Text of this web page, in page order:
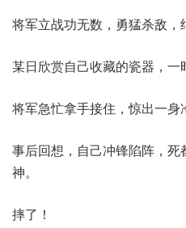
将军立战功无数，勇猛杀敌，
某日欣赏自己收藏的瓷器，一
将军急忙拿手接住，惊出一身
事后回想，自己冲锋陷阵，
神。
摔了！